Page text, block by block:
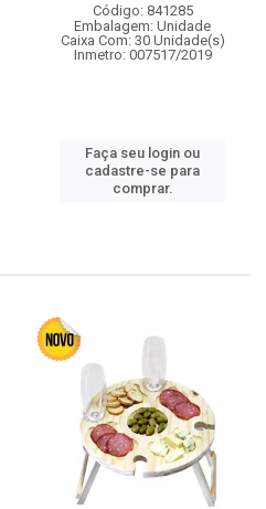
Código: 841285
Embalagem: Unidade
Caixa Com: 30 Unidade(s)
Inmetro: 007517/2019
Faça seu login ou
cadastre-se para
comprar.